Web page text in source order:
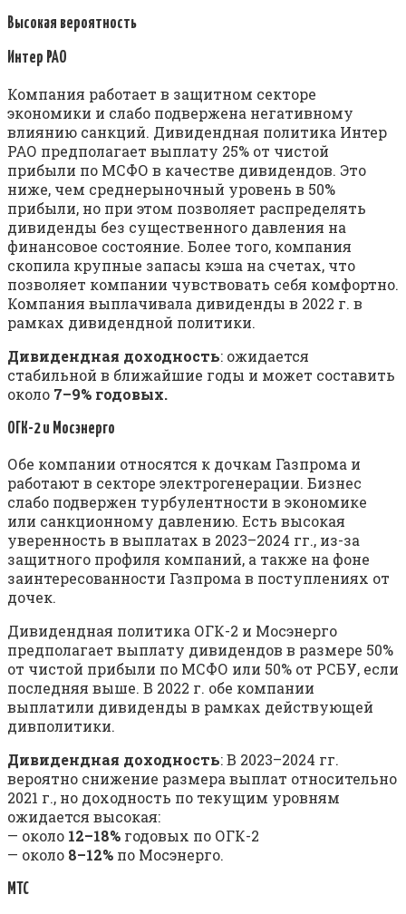
Высокая вероятность
Интер РАО
Компания работает в защитном секторе
экономики и слабо подвержена негативному
влиянию санкций. Дивидендная политика Интер
РАО предполагает выплату 25% от чистой
прибыли по МСФО в качестве дивидендов. Это
ниже, чем среднерыночный уровень в 50%
прибыли, но при этом позволяет распределять
дивиденды без существенного давления на
финансовое состояние. Более того, компания
скопила крупные запасы кэша на счетах, что
позволяет компании чувствовать себя комфортно.
Компания выплачивала дивиденды в 2022 г. в
рамках дивидендной политики.
Дивидендная доходность: ожидается
стабильной в ближайшие годы и может составить
около 7–9% годовых.
ОГК-2 и Мосэнерго
Обе компании относятся к дочкам Газпрома и
работают в секторе электрогенерации. Бизнес
слабо подвержен турбулентности в экономике
или санкционному давлению. Есть высокая
уверенность в выплатах в 2023–2024 гг., из-за
защитного профиля компаний, а также на фоне
заинтересованности Газпрома в поступлениях от
дочек.
Дивидендная политика ОГК-2 и Мосэнерго
предполагает выплату дивидендов в размере 50%
от чистой прибыли по МСФО или 50% от РСБУ, если
последняя выше. В 2022 г. обе компании
выплатили дивиденды в рамках действующей
дивполитики.
Дивидендная доходность: В 2023–2024 гг.
вероятно снижение размера выплат относительно
2021 г., но доходность по текущим уровням
ожидается высокая:
— около 12–18% годовых по ОГК-2
— около 8–12% по Мосэнерго.
МТС